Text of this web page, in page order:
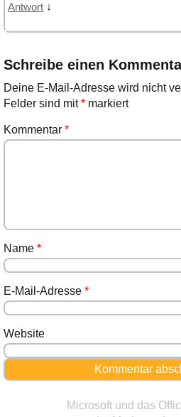
Antwort ↓
Schreibe einen
Deine E-Mail-Adresse wird nicht
Felder sind mit*markiert
Kommentar *
Name *
E-Mail-Adresse *
Website
Microsoft und das